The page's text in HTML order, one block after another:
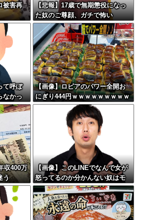
被害再
【悲報】17歳で無期懲役になっ
た奴のご尊顔、ガチで怖い
て呼ぼ
なかっ
【画像】ロピアのパワー全開お
にぎり444円ｗｗｗｗｗｗｗｗｗ
ｗｗｗ
収400万
う
【画像】このLINEでなんで女が
怒ってるのか分かんない奴はモ
テない奴確定らしい←お前らは
勿論わかるよな？？？？？？？